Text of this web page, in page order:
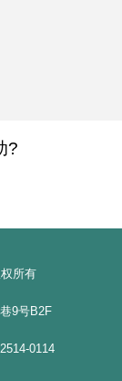
?
所有
9号B2F
0114